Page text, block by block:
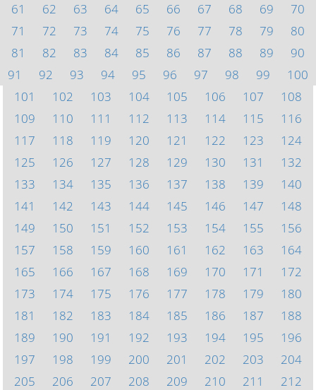
61
62 63 64 65 66 67 68 69
70
71
72 73 74 75 76 77 78 79
80
81
82 83 84 85 86 87 88 89
90
91
92 93 94 95 96 97 98 99
100
101
102 103 104 105 106 107
108
109
110 111 112 113 114 115
116
117
118 119 120 121 122 123
124
125
126 127 128 129 130 131
132
133
134 135 136 137 138 139
140
141
142 143 144 145 146 147
148
149
150 151 152 153 154 155
156
157
158 159 160 161 162 163
164
165
166 167 168 169 170 171
172
173
174 175 176 177 178 179
180
181
182 183 184 185 186 187
188
189
190 191 192 193 194 195
196
197
198 199 200 201 202 203
204
205
206 207 208 209 210 211
212